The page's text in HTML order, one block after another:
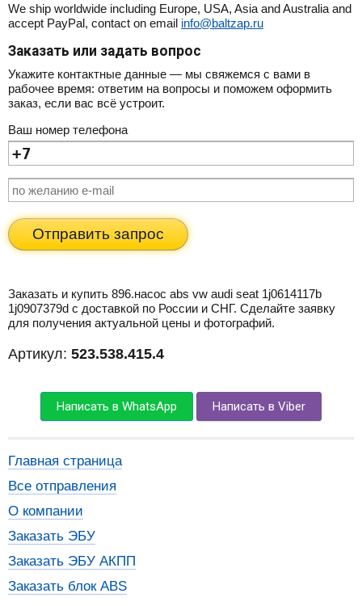
We ship worldwide including Europe, USA, Asia and Australia and
accept PayPal, contact on email info@baltzap.ru
Заказать или задать вопрос
Укажите контактные данные — мы свяжемся с вами в
рабочее время: ответим на вопросы и поможем оформить
заказ, если вас всё устроит.
Ваш номер телефона
Отправить запрос
Заказать и купить 896.насос abs vw audi seat 1j0614117b
1j0907379d с доставкой по России и СНГ. Сделайте заявку
для получения актуальной цены и фотографий.
Артикул: 523.538.415.4
Написать в WhatsApp Написать в Viber
Главная страница
Все отправления
О компании
Заказать ЭБУ
Заказать ЭБУ АКПП
Заказать блок ABS